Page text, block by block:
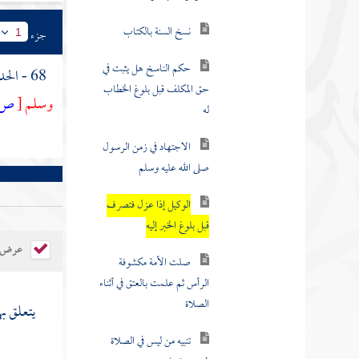
نسخ السنة بالكتاب
حكم الناسخ هل يثبت في
حق المكلف قبل بلوغ الخطاب
له
الاجتهاد في زمن الرسول
صلى الله عليه وسلم
الوكيل إذا عزل فتصرف
قبل بلوغ الخبر إليه
صلت الأمة مكشوفة
الرأس ثم علمت بالعتق في أثناء
الصلاة
تنبيه من ليس في الصلاة
جزء 1
وسلم[
عرض
يتعلق